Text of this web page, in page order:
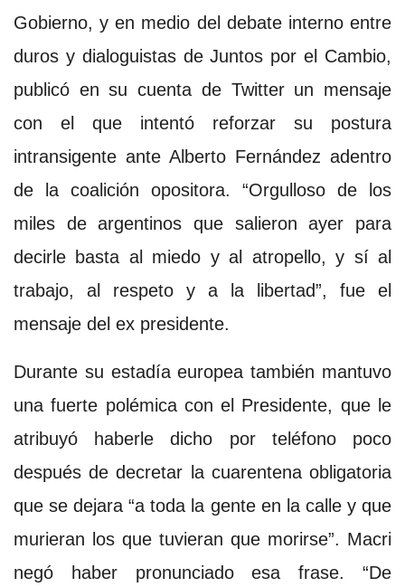
Gobierno, y en medio del debate interno entre
duros y dialoguistas de Juntos por el Cambio,
publicó en su cuenta de Twitter un mensaje
con el que intentó reforzar su postura
intransigente ante Alberto Fernández adentro
de la coalición opositora. “Orgulloso de los
miles de argentinos que salieron ayer para
decirle basta al miedo y al atropello, y sí al
trabajo, al respeto y a la libertad”, fue el
mensaje del ex presidente.
Durante su estadía europea también mantuvo
una fuerte polémica con el Presidente, que le
atribuyó haberle dicho por teléfono poco
después de decretar la cuarentena obligatoria
que se dejara “a toda la gente en la calle y que
murieran los que tuvieran que morirse”. Macri
negó haber pronunciado esa frase. “De